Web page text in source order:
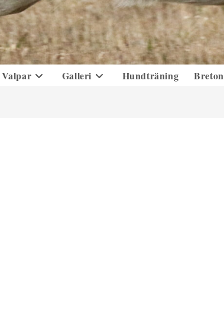
Valpar Galleri Hundträning Breton